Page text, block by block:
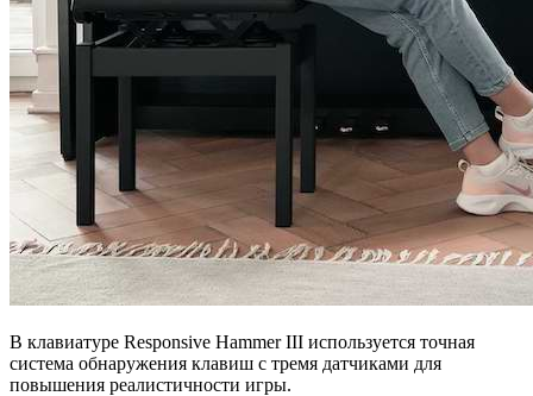
В клавиатуре Responsive Hammer III используется точная
система обнаружения клавиш с тремя датчиками для
повышения реалистичности игры.